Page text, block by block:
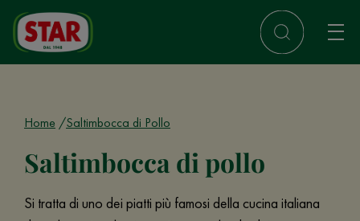
Home Saltimbocca di Pollo
Saltimbocca di pollo
Si tratta di uno dei piatti più famosi della cucina italiana